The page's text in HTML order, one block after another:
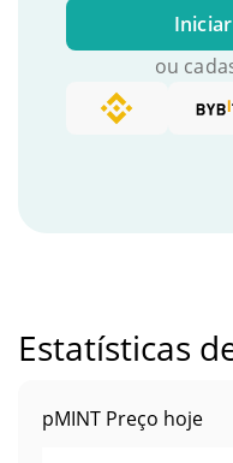
ou
Estatísticas
pMINT Preço hoje